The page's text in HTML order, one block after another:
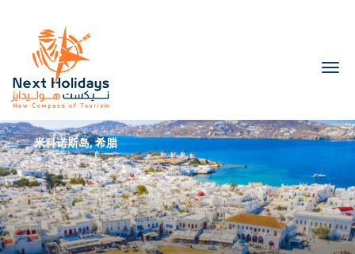
米科诺斯岛, 希腊
1
第 2 天
Mykonos, Greece
抵达时间： 03:00 PM - 出发时间：11:00 PM